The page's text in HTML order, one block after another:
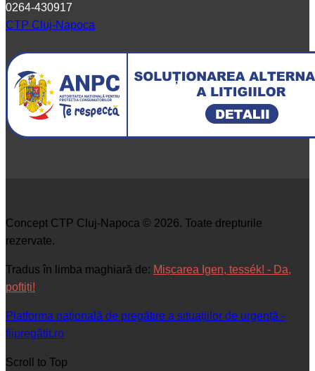
0264-430917
CTP Cluj-Napoca
Concept CTP Cluj-Napoca © 2026. Toate drepturile
rezervate.
Tradus în limba maghiară de: Mișcarea Igen, tessék! - Da,
poftiți!
Platforma națională de pregătire a situațiilor de urgență -
fiipregătit.ro
Scroll to Top